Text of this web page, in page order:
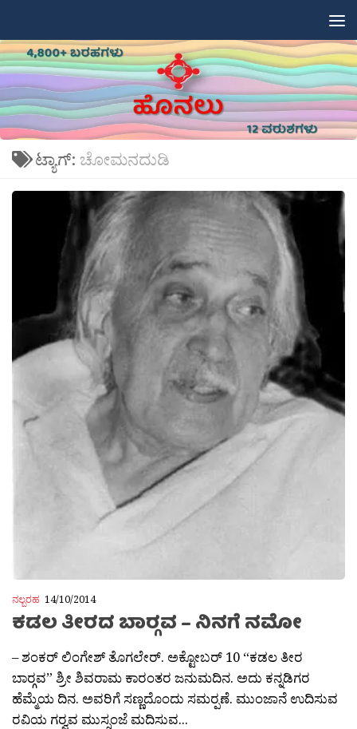
ಟ್ಯಾಗ್: ಚೋಮನದುಡಿ
ನಲ್ಬರಹ 14/10/2014
ಕಡಲ ತೀರದ ಬಾರ‍್ಗವ – ನಿನಗೆ ನಮೋ
– ಶಂಕರ್ ಲಿಂಗೇಶ್ ತೊಗಲೇರ್. ಅಕ್ಟೋಬರ್ 10 “ಕಡಲ ತೀರ
ಬಾರ‍್ಗವ” ಶ್ರೀ ಶಿವರಾಮ ಕಾರಂತರ ಜನುಮದಿನ. ಅದು ಕನ್ನಡಿಗರ
ಹೆಮ್ಮೆಯ ದಿನ. ಅವರಿಗೆ ಸಣ್ಣದೊಂದು ಸಮರ‍್ಪಣೆ. ಮುಂಜಾನೆ ಉದಿಸುವ
ರವಿಯ ಗರ‍್ವವ ಮುಸ್ಸಂಜೆ ಮದಿಸುವ...